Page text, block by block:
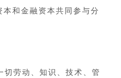
本和金融资本共同参与分
劳动、知识、技术、管